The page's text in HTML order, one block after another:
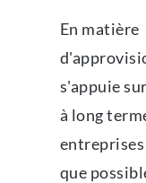
En matière
s'appuie
à long
entreprises
que